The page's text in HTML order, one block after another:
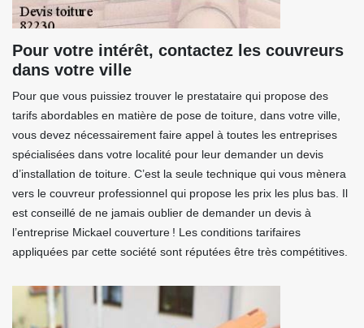
Pour votre intérêt, contactez les couvreurs
dans votre ville
Pour que vous puissiez trouver le prestataire qui propose des
tarifs abordables en matière de pose de toiture, dans votre ville,
vous devez nécessairement faire appel à toutes les entreprises
spécialisées dans votre localité pour leur demander un devis
d’installation de toiture. C’est la seule technique qui vous mènera
vers le couvreur professionnel qui propose les prix les plus bas. Il
est conseillé de ne jamais oublier de demander un devis à
l’entreprise Mickael couverture ! Les conditions tarifaires
appliquées par cette société sont réputées être très compétitives.